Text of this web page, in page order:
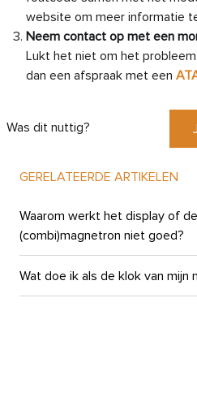
website om meer informatie
Neem contact op met een
Lukt het niet om het
dan een afspraak met een
Was dit nuttig?
GERELATEERDE ARTIKELEN
Waarom werkt het display of
(combi)magnetron niet goed?
Wat doe ik als de klok van